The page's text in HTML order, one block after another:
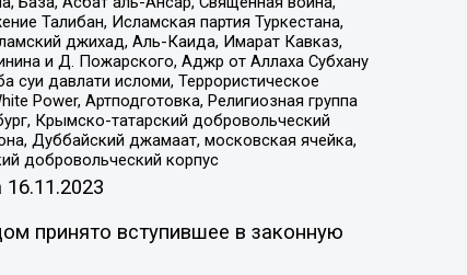
Талибан, Исламская партия Туркестана,
джихад, Аль-Каида, Имарат Кавказ,
и Д. Пожарского, Аджр от Аллаха Субхану
давлати исломи, Террористическое
Power, Артподготовка, Религиозная группа
Крымско-татарский добровольческий
Дуббайский джамаат, московская ячейка,
добровольческий корпус
16.11.2023
принято вступившее в законную